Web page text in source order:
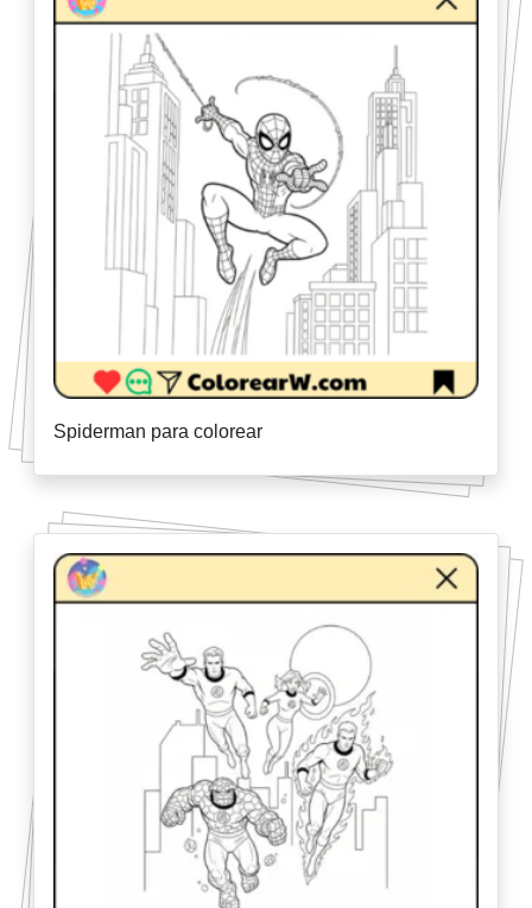
Spiderman para colorear